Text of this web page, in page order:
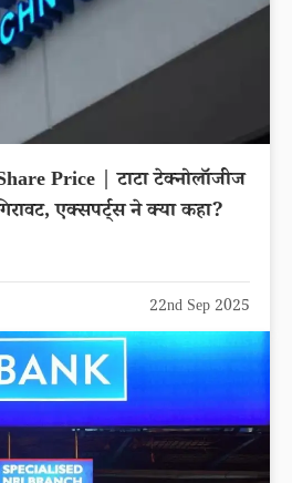
Price | टाटा टेक्नोलॉजीज
एक्सपर्ट्स ने क्या कहा?
22nd Sep 2025